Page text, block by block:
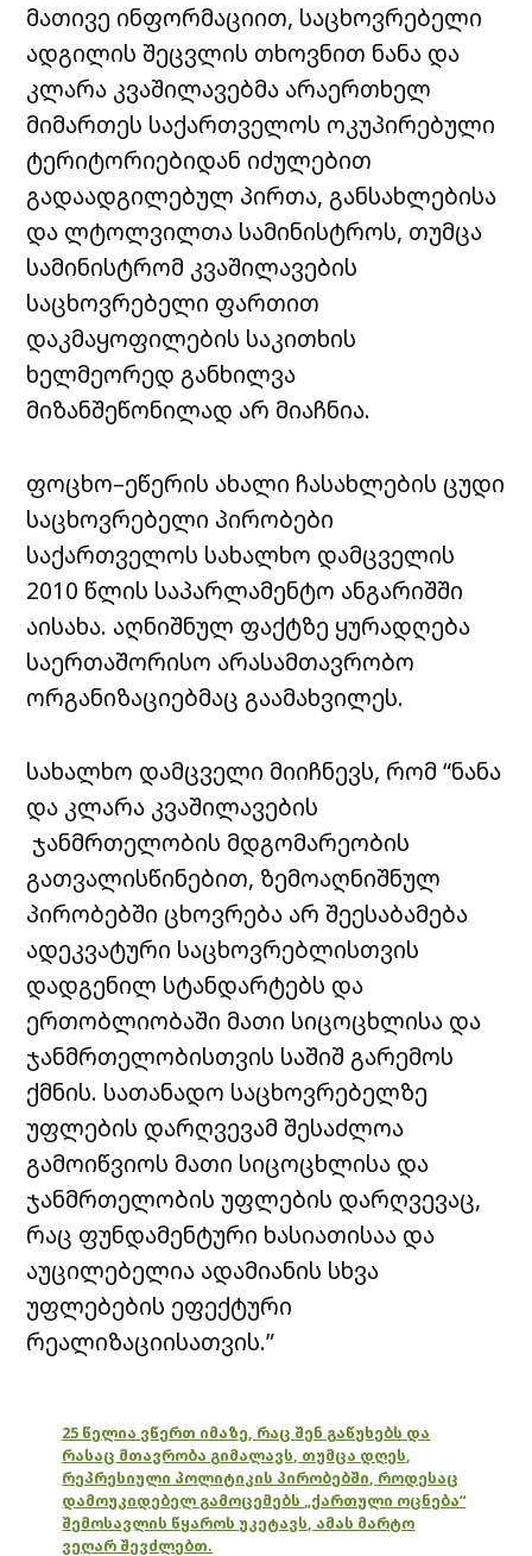
მათივე ინფორმაციით, საცხოვრებელი
ადგილის შეცვლის თხოვნით ნანა და
კლარა კვაშილავებმა არაერთხელ
მიმართეს საქართველოს ოკუპირებული
ტერიტორიებიდან იძულებით
გადაადგილებულ პირთა, განსახლებისა
და ლტოლვილთა სამინისტროს, თუმცა
სამინისტრომ კვაშილავების
საცხოვრებელი ფართით
დაკმაყოფილების საკითხის
ხელმეორედ განხილვა
მიზანშეწონილად არ მიაჩნია.
ფოცხო–ეწერის ახალი ჩასახლების ცუდი
საცხოვრებელი პირობები
საქართველოს სახალხო დამცველის
2010 წლის საპარლამენტო ანგარიშში
აისახა. აღნიშნულ ფაქტზე ყურადღება
საერთაშორისო არასამთავრობო
ორგანიზაციებმაც გაამახვილეს.
სახალხო დამცველი მიიჩნევს, რომ “ნანა
და კლარა კვაშილავების
ჯანმრთელობის მდგომარეობის
გათვალისწინებით, ზემოაღნიშნულ
პირობებში ცხოვრება არ შეესაბამება
ადეკვატური საცხოვრებლისთვის
დადგენილ სტანდარტებს და
ერთობლიობაში მათი სიცოცხლისა და
ჯანმრთელობისთვის საშიშ გარემოს
ქმნის. სათანადო საცხოვრებელზე
უფლების დარღვევამ შესაძლოა
გამოიწვიოს მათი სიცოცხლისა და
ჯანმრთელობის უფლების დარღვევაც,
რაც ფუნდამენტური ხასიათისაა და
აუცილებელია ადამიანის სხვა
უფლებების ეფექტური
რეალიზაციისათვის.”
25 წელია ვწერთ იმაზე, რაც შენ გაწუხებს და
რასაც მთავრობა გიმალავს, თუმცა დღეს,
რეპრესიული პოლიტიკის პირობებში, როდესაც
დამოუკიდებელ გამოცემებს „ქართული ოცნება“
შემოსავლის წყაროს უკეტავს, ამას მარტო
ვეღარ შევძლებთ.